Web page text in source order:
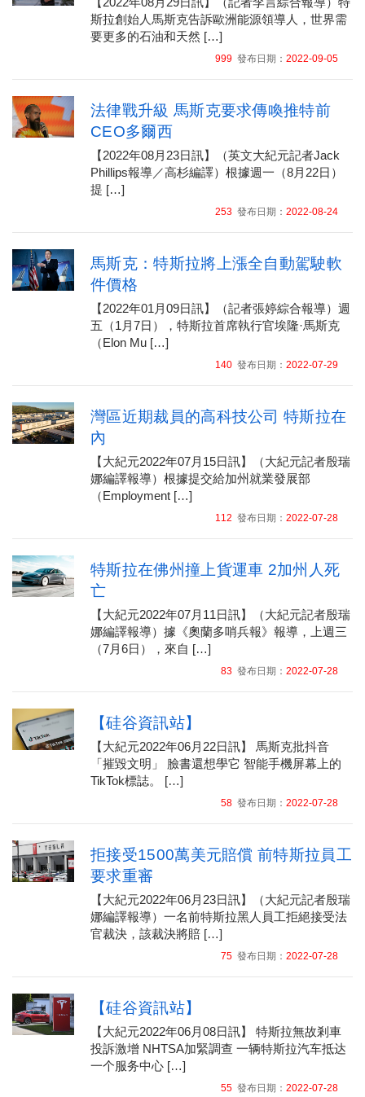
斯拉創始人馬斯克告訴歐洲能源領導人，世界需
要更多的石油和天然 […]
999發布日期： 2022-09-05
法律戰升級 馬斯克要求傳喚推特前
CEO多爾西
【2022年08月23日訊】（英文大紀元記者Jack
Phillips報導／高杉編譯）根據週一（8月22日）
提 […]
253發布日期： 2022-08-24
馬斯克：特斯拉將上漲全自動駕駛軟
件價格
【2022年01月09日訊】（記者張婷綜合報導）週
五（1月7日），特斯拉首席執行官埃隆·馬斯克
（Elon Mu […]
140發布日期： 2022-07-29
灣區近期裁員的高科技公司 特斯拉在
內
【大紀元2022年07月15日訊】（大紀元記者殷瑞
娜編譯報導）根據提交給加州就業發展部
（Employment […]
112 發布日期： 2022-07-28
特斯拉在佛州撞上貨運車 2加州人死
亡
【大紀元2022年07月11日訊】（大紀元記者殷瑞
娜編譯報導）據《奧蘭多哨兵報》報導，上週三
（7月6日），來自 […]
83發布日期： 2022-07-28
【硅谷資訊站】
【大紀元2022年06月22日訊】 馬斯克批抖音
「摧毀文明」 臉書還想學它 智能手機屏幕上的
TikTok標誌。 […]
58發布日期： 2022-07-28
拒接受1500萬美元賠償 前特斯拉員工
要求重審
【大紀元2022年06月23日訊】（大紀元記者殷瑞
娜編譯報導）一名前特斯拉黑人員工拒絕接受法
官裁決，該裁決將賠 […]
75發布日期： 2022-07-28
【硅谷資訊站】
【大紀元2022年06月08日訊】 特斯拉無故剎車
投訴激增 NHTSA加緊調查 一辆特斯拉汽车抵达
一个服务中心 […]
55發布日期： 2022-07-28